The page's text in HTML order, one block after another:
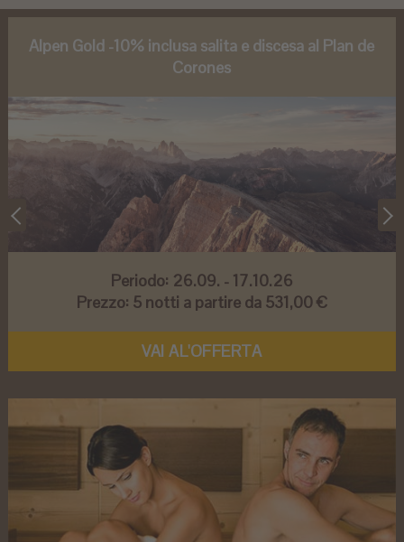
Alpen Gold -10% inclusa salita e discesa al Plan de
Corones
Periodo: 26.09. - 17.10.26
Prezzo: 5 notti a partire da 531,00 €
VAI AL'OFFERTA